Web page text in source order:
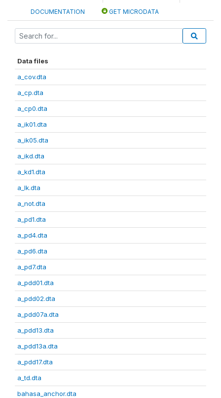
DOCUMENTATION GET MICRODATA
Data files
a_cov.dta
a_cp.dta
a_cp0.dta
a_ik01.dta
a_ik05.dta
a_ikd.dta
a_kd1.dta
a_lk.dta
a_not.dta
a_pd1.dta
a_pd4.dta
a_pd6.dta
a_pd7.dta
a_pdd01.dta
a_pdd02.dta
a_pdd07a.dta
a_pdd13.dta
a_pdd13a.dta
a_pdd17.dta
a_td.dta
bahasa_anchor.dta